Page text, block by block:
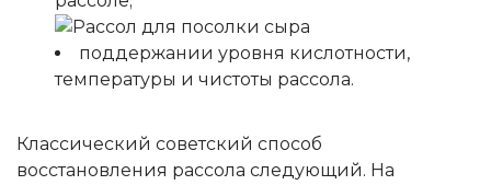
поддержании уровня кислотности,
температуры и чистоты рассола.
Классический советский способ
восстановления рассола следующий. На